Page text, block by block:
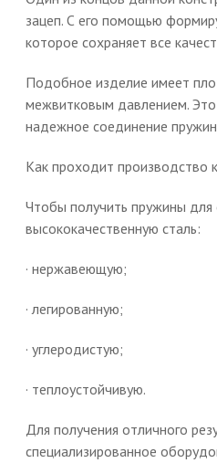
зацеп. С его помощью
которое сохраняет все
Подобное изделие имеет
межвитковым давлением. Это
надежное соединение
Как проходит производство
Чтобы получить пружины для
высококачественную сталь:
· нержавеющую;
· легированную;
· углеродистую;
· теплоустойчивую.
Для получения отличного
специализированное